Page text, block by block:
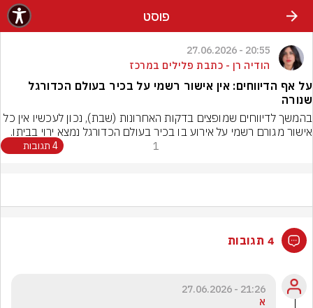
פוסט
20:55 - 27.06.2026
הודיה רן - כתבת פלילים במרכז
על אף הדיווחים: אין אישור רשמי על בכיר בעולם הכדורגל
שנורה
בהמשך לדיווחים שמופצים בדקות האחרונות (שבת), נכון לעכשיו אין כל
אישור מגורם רשמי על אירוע בו בכיר בעולם הכדורגל נמצא ירוי בביתו.
1 4 תגובות
4 תגובות
21:26 - 27.06.2026
א